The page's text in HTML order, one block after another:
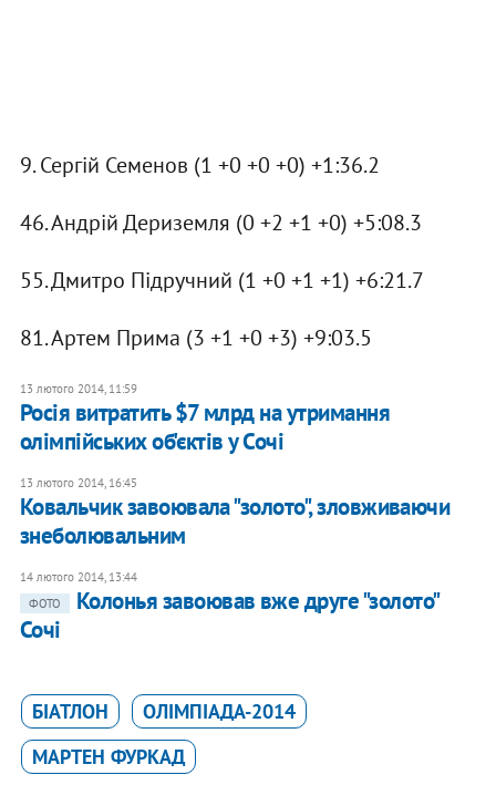
9. Сергій Семенов (1 +0 +0 +0) +1:36.2
46. Андрій Дериземля (0 +2 +1 +0) +5:08.3
55. Дмитро Підручний (1 +0 +1 +1) +6:21.7
81. Артем Прима (3 +1 +0 +3) +9:03.5
13 лютого 2014, 11:59
Росія витратить $7 млрд на утримання
олімпійських об'єктів у Сочі
13 лютого 2014, 16:45
Ковальчик завоювала "золото", зловживаючи
знеболювальним
14 лютого 2014, 13:44
ФОТО
Колонья завоював вже друге "золото"
Сочі
БІАТЛОН
ОЛІМПІАДА-2014
МАРТЕН ФУРКАД